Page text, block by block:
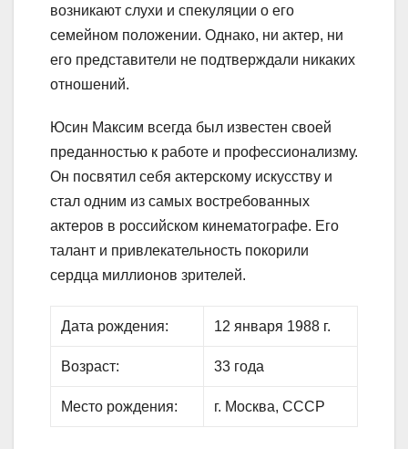
возникают слухи и спекуляции о его
семейном положении. Однако, ни актер, ни
его представители не подтверждали никаких
отношений.
Юсин Максим всегда был известен своей
преданностью к работе и профессионализму.
Он посвятил себя актерскому искусству и
стал одним из самых востребованных
актеров в российском кинематографе. Его
талант и привлекательность покорили
сердца миллионов зрителей.
Дата рождения: 12 января 1988 г.
Возраст: 33 года
Место рождения: г. Москва, СССР